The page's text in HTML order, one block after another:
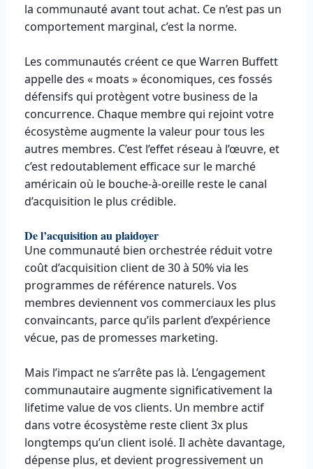
la communauté avant tout achat. Ce n’est pas un
comportement marginal, c’est la norme.
Les communautés créent ce que Warren Buffett
appelle des « moats » économiques, ces fossés
défensifs qui protègent votre business de la
concurrence. Chaque membre qui rejoint votre
écosystème augmente la valeur pour tous les
autres membres. C’est l’effet réseau à l’œuvre, et
c’est redoutablement efficace sur le marché
américain où le bouche-à-oreille reste le canal
d’acquisition le plus crédible.
De l’acquisition au plaidoyer
Une communauté bien orchestrée réduit votre
coût d’acquisition client de 30 à 50% via les
programmes de référence naturels. Vos
membres deviennent vos commerciaux les plus
convaincants, parce qu’ils parlent d’expérience
vécue, pas de promesses marketing.
Mais l’impact ne s’arrête pas là. L’engagement
communautaire augmente significativement la
lifetime value de vos clients. Un membre actif
dans votre écosystème reste client 3x plus
longtemps qu’un client isolé. Il achète davantage,
dépense plus, et devient progressivement un